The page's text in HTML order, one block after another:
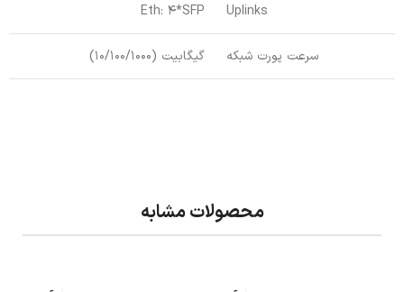
Uplinks
Eth: 4*SFP
سرعت پورت شبکه گیگابیت (10/100/1000)
محصولات مشابه